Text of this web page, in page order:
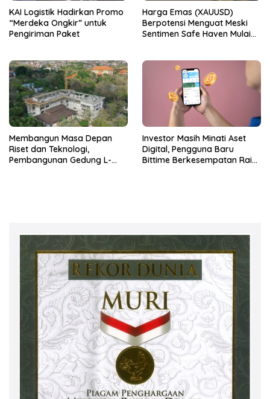
KAI Logistik Hadirkan Promo
“Merdeka Ongkir” untuk
Pengiriman Paket
Harga Emas (XAUUSD)
Berpotensi Menguat Meski
Sentimen Safe Haven Mulai
Membangun Masa Depan
Riset dan Teknologi,
Pembangunan Gedung L-
Investor Masih Minati Aset
Digital, Pengguna Baru
Bittime Berkesempatan Raih